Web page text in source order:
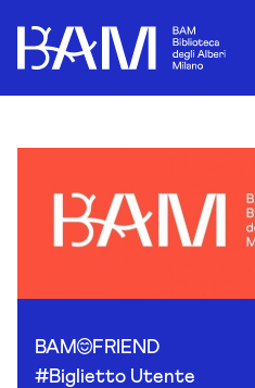
BAM
FRIEND
#Biglietto Utente